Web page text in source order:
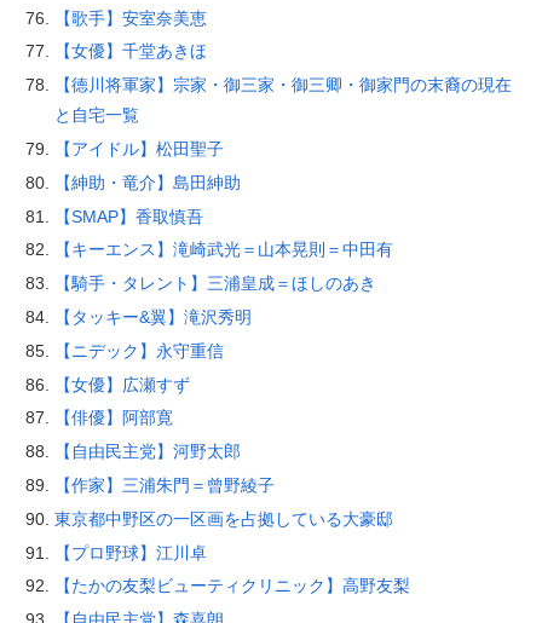
【歌手】安室奈美恵
【女優】千堂あきほ
【徳川将軍家】宗家・御三家・御三卿・御家門の末裔の現在
と自宅一覧
【アイドル】松田聖子
【紳助・竜介】島田紳助
【SMAP】香取慎吾
【キーエンス】滝崎武光＝山本晃則＝中田有
【騎手・タレント】三浦皇成＝ほしのあき
【タッキー&翼】滝沢秀明
【ニデック】永守重信
【女優】広瀬すず
【俳優】阿部寛
【自由民主党】河野太郎
【作家】三浦朱門＝曾野綾子
東京都中野区の一区画を占拠している大豪邸
【プロ野球】江川卓
【たかの友梨ビューティクリニック】高野友梨